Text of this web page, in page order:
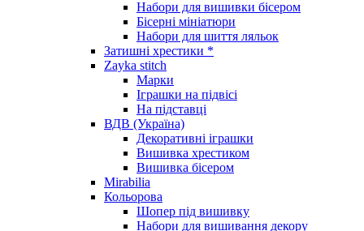
Набори для вишивки бісером
Бісерні мініатюри
Набори для шиття ляльок
Затишні хрестики *
Zayka stitch
Марки
Іграшки на підвісі
На підставці
ВДВ (Україна)
Декоративні іграшки
Вишивка хрестиком
Вишивка бісером
Mirabilia
Кольорова
Шопер під вишивку
Набори для вишивання декору